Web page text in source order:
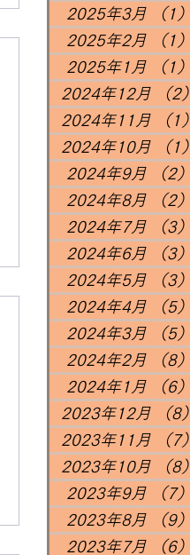
2025年3月
（1）
2025年2月
（1）
2025年1月
（1）
2024年12月
（2）
2024年11月
（1）
2024年10月
（1）
2024年9月
（2）
2024年8月
（2）
2024年7月
（3）
2024年6月
（3）
2024年5月
（3）
2024年4月
（5）
2024年3月
（5）
2024年2月
（8）
2024年1月
（6）
2023年12月
（8）
2023年11月
（7）
2023年10月
（8）
2023年9月
（7）
2023年8月
（9）
2023年7月
（6）